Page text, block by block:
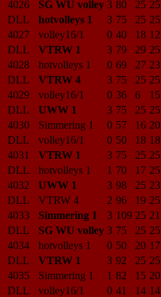
4026
SG WU volley 3 80 25 25
DLL
hotvolleys 1 3 75 25 25
4027
volley16/1 0 40 18 12
DLL
VTRW 1 3 79 29 25
4028
hotvolleys 1 0 69 27 23
DLL
VTRW 4 3 75 25 25
4029
volley16/1 0 36 6 15
DLL
UWW 1 3 75 25 25
4030
Simmering 1 0 57 16 20
DLL
volley16/1 0 50 18 18
4031
VTRW 1 3 75 25 25
DLL
hotvolleys 1 1 70 17 25
4032
UWW 1 3 98 25 23
DLL
VTRW 4 2 96 19 25
4033
Simmering 1 3 109 25 21
DLL
SG WU volley 3 75 25 25
4034
hotvolleys 1 0 50 20 17
DLL
VTRW 1 3 92 25 25
4035
Simmering 1 1 82 15 20
DLL
volley16/1 0 41 14 14